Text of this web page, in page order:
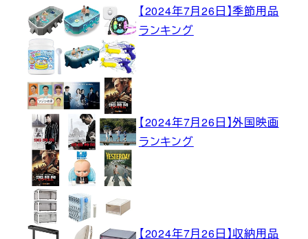
【2024年7月26日】季節用品
ランキング
【2024年7月26日】外国映画
ランキング
【2024年7月26日】収納用品